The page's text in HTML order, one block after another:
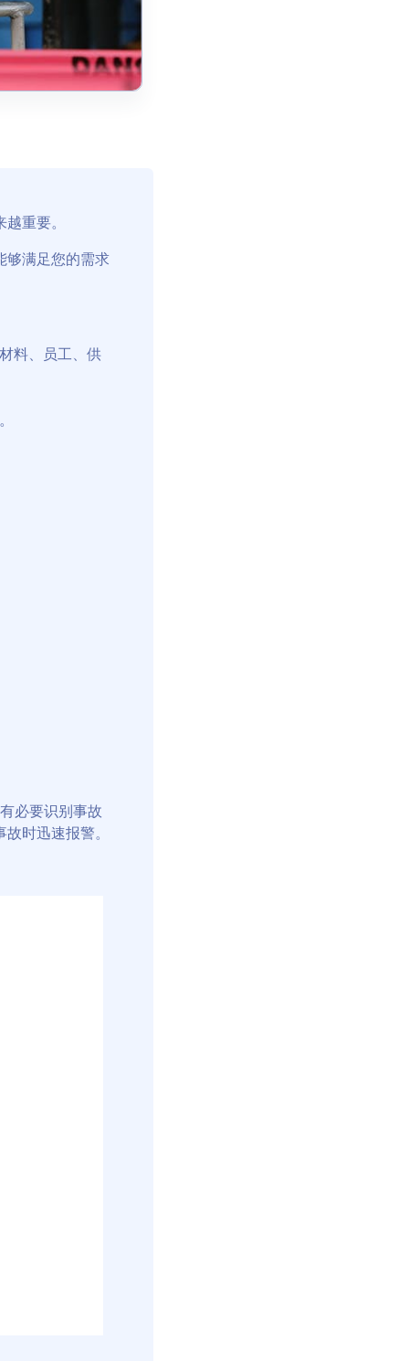
重要。
够满足您的需求
料、员工、供
必要识别事故
时迅速报警。